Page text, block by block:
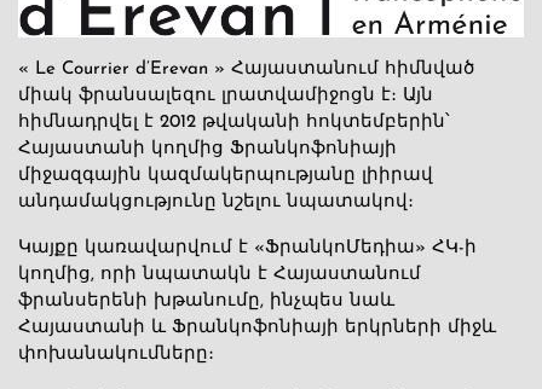
« Le Courrier d’Erevan » Հայաստանում հիմնված
միակ ֆրանսալեզու լրատվամիջոցն է։ Այն
հիմնադրվել է 2012 թվականի հոկտեմբերին՝
Հայաստանի կողմից Ֆրանկոֆոնիայի
միջազգային կազմակերպությանը լիիրավ
անդամակցությունը նշելու նպատակով։
Կայքը կառավարվում է «ՖրանկոՄեդիա» ՀԿ-ի
կողմից, որի նպատակն է Հայաստանում
ֆրանսերենի խթանումը, ինչպես նաև
Հայաստանի և Ֆրանկոֆոնիայի երկրների միջև
փոխանակումները։